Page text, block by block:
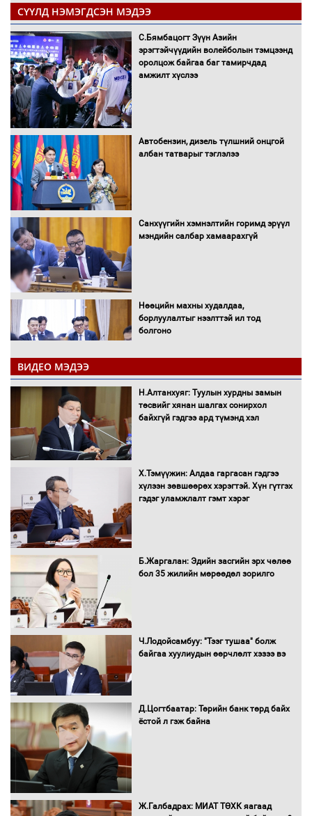
СҮҮЛД НЭМЭГДСЭН МЭДЭЭ
С.Бямбацогт Зүүн Азийн
эрэгтэйчүүдийн волейболын тэмцээнд
оролцож байгаа баг тамирчдад
амжилт хүслээ
Автобензин, дизель түлшний онцгой
албан татварыг тэглэлээ
Санхүүгийн хэмнэлтийн горимд эрүүл
мэндийн салбар хамаарахгүй
Нөөцийн махны худалдаа,
борлуулалтыг нээлттэй ил тод
болгоно
Монгол Улс “COP17”-д “Тал хээрийн
төлөвлөгөө”-гөө танилцуулна
16 төрлийн эмийг нэг эх үүсвэрээс
худалдан авах журмыг баталлаа
шилжиж, найр наадам, зөвлөгөөн,
гадаад томилолтыг хориглолоо
Сайд нар төсвөө хэрхэн зарцуулах вэ?
Засгийн газрын ээлжит хуралдаан
Автомашинд улсын дугаарын тэгш,
сондгойгоор шатахуун олгоно
ВИДЕО МЭДЭЭ
Н.Алтанхуяг: Туулын хурдны замын
төсвийг хянан шалгах сонирхол
байхгүй гэдгээ ард түмэнд хэл
Х.Тэмүүжин: Алдаа гаргасан гэдгээ
хүлээн зөвшөөрөх хэрэгтэй. Хүн гүтгэх
гэдэг уламжлалт гэмт хэрэг
Б.Жаргалан: Эдийн засгийн эрх чөлөө
бол 35 жилийн мөрөөдөл зорилго
Ч.Лодойсамбуу: "Тээг тушаа" болж
байгаа хуулиудын өөрчлөлт хэзээ вэ
Д.Цогтбаатар: Төрийн банк төрд байх
ёстой л гэж байна
Ж.Галбадрах: МИАТ ТӨХК яагаад